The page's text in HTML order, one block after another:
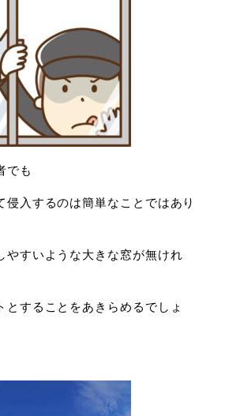
でも
侵入するのは簡単なことではあり
やすいような大きな窓が無けれ
とすることをあきらめるでしょ